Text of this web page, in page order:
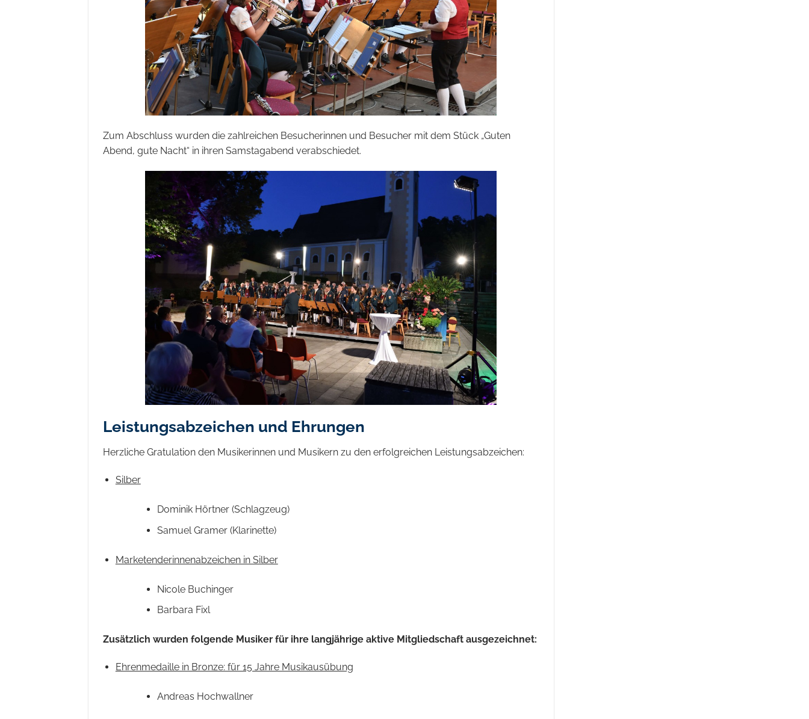
Zum Abschluss wurden die zahlreichen Besucherinnen und Besucher mit dem Stück „Guten
Abend, gute Nacht“ in ihren Samstagabend verabschiedet.
Leistungsabzeichen und Ehrungen
Herzliche Gratulation den Musikerinnen und Musikern zu den erfolgreichen Leistungsabzeichen:
Silber
Dominik Hörtner (Schlagzeug)
Samuel Gramer (Klarinette)
Marketenderinnenabzeichen in Silber
Nicole Buchinger
Barbara Fixl
Zusätzlich wurden folgende Musiker für ihre langjährige aktive Mitgliedschaft ausgezeichnet:
Ehrenmedaille in Bronze: für 15 Jahre Musikausübung
Andreas Hochwallner